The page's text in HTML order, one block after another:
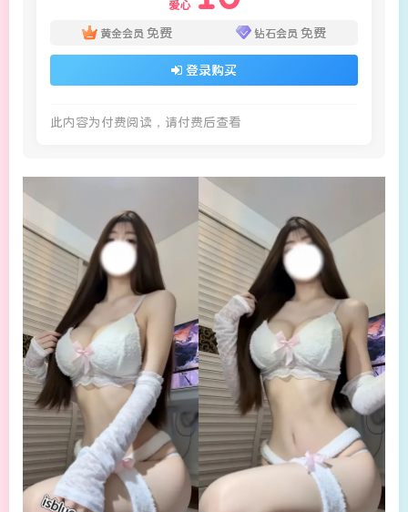
爱心
黄金会员 免费 钻石会员 免费
登录购买
此内容为付费阅读，请付费后查看